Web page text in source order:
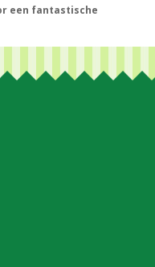
een fantastische